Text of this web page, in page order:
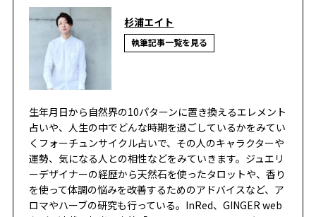
杉浦エイト
執筆記事一覧を見る
生年月日から自然界の10パターンに置き換えるエレメント
占いや、人生の中でどんな時期を過ごしているかをみてい
くフォーチュンサイクル占いで、その人のキャラクターや
運勢、気になる人との相性などをみていきます。ジュエリ
ーデザイナーの経歴から天然石を使ったタロットや、香り
を使って体調の悩みを改善するためのアドバイスなど、ア
ロマやハーブの研究も行っている。InRed、GINGER web